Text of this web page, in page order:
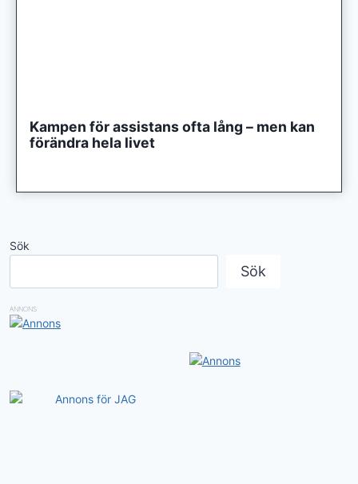
Kampen för assistans ofta lång – men kan
förändra hela livet
Sök
Sök
ANNONS